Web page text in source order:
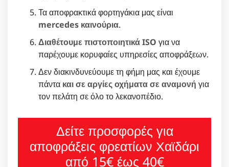
Τα αποφρακτικά φορτηγάκια μας είναι
mercedes καινούρια.
Διαθέτουμε πιστοποιητικά ISO για να
παρέχουμε κορυφαίες υπηρεσίες αποφράξεων.
Δεν διακινδυνεύουμε τη φήμη μας και έχουμε
πάντα και σε αργίες οχήματα σε αναμονή για
τον πελάτη σε όλο το λεκανοπέδιο.
Δείτε προσφορές για
αποφράξεις φρεατίων Χαϊδάρι
από 15€ έως 40€